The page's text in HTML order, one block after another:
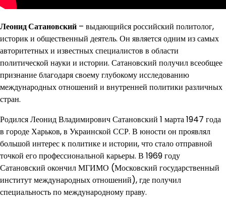
Леонид Сатановский – выдающийся российский политолог,
историк и общественный деятель. Он является одним из самых
авторитетных и известных специалистов в области
политической науки и истории. Сатановский получил всеобщее
признание благодаря своему глубокому исследованию
международных отношений и внутренней политики различных
стран.
Родился Леонид Владимирович Сатановский 1 марта 1947 года
в городе Харьков, в Украинской ССР. В юности он проявлял
большой интерес к политике и истории, что стало отправной
точкой его профессиональной карьеры. В 1969 году
Сатановский окончил МГИМО (Московский государственный
институт международных отношений), где получил
специальность по международному праву.